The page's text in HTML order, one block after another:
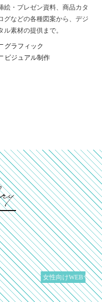
絵・プレゼン資料、商品カタ
グなどの各種図案から、デジ
ル素材の提供まで。
グラフィック
ビジュアル制作
女性向けWEBサイト制作